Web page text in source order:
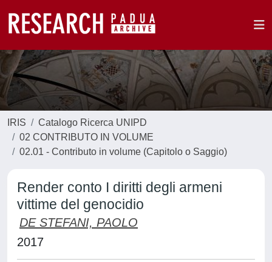
IRIS
Catalogo Ricerca UNIPD
02 CONTRIBUTO IN VOLUME
02.01 - Contributo in volume (Capitolo o Saggio)
Render conto I diritti degli armeni
vittime del genocidio
DE STEFANI, PAOLO
2017